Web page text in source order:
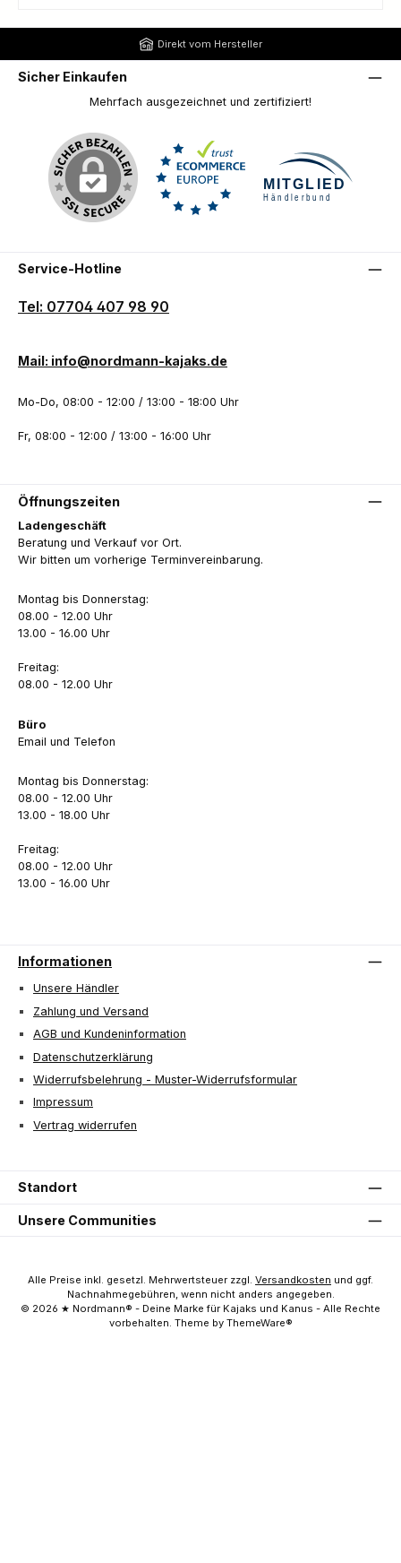
Direkt vom Hersteller
Sicher Einkaufen
Mehrfach ausgezeichnet und zertifiziert!
Service-Hotline
Tel: 07704 407 98 90
Mail: info@nordmann-kajaks.de
Mo-Do, 08:00 - 12:00 / 13:00 - 18:00 Uhr
Fr, 08:00 - 12:00 / 13:00 - 16:00 Uhr
Öffnungszeiten
Ladengeschäft
Beratung und Verkauf vor Ort.
Wir bitten um vorherige Terminvereinbarung.
Montag bis Donnerstag:
08.00 - 12.00 Uhr
13.00 - 16.00 Uhr
Freitag:
08.00 - 12.00 Uhr
Büro
Email und Telefon
Montag bis Donnerstag:
08.00 - 12.00 Uhr
13.00 - 18.00 Uhr
Freitag:
08.00 - 12.00 Uhr
13.00 - 16.00 Uhr
Informationen
Unsere Händler
Zahlung und Versand
AGB und Kundeninformation
Datenschutzerklärung
Widerrufsbelehrung - Muster-Widerrufsformular
Impressum
Vertrag widerrufen
Standort
Unsere Communities
Alle Preise inkl. gesetzl. Mehrwertsteuer zzgl. Versandkosten und ggf.
Nachnahmegebühren, wenn nicht anders angegeben.
© 2026 ★ Nordmann® - Deine Marke für Kajaks und Kanus - Alle Rechte
vorbehalten. Theme by ThemeWare®